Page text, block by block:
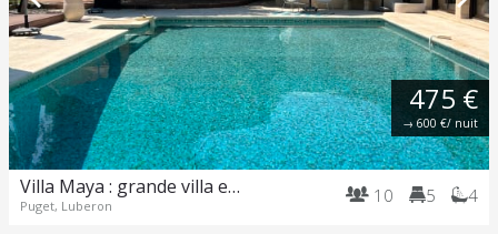
475 €
→ 600 €/ nuit
Villa Maya : grande villa et piscine incroyable au pied du Luberon
Puget, Luberon 10 5 4